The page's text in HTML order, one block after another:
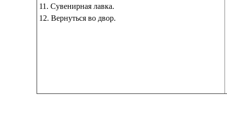
11. Сувенирная лавка.
12. Вернуться во двор.